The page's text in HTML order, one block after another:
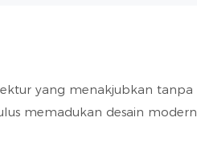
yang menakjubkan tanpa
memadukan desain modern